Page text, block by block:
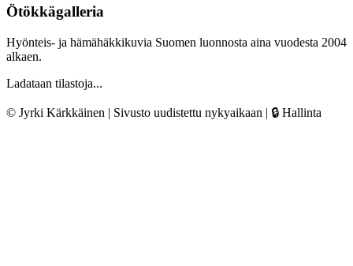
Ötökkägalleria
Hyönteis- ja hämähäkkikuvia Suomen luonnosta aina vuodesta 2004
alkaen.
Ladataan tilastoja...
© Jyrki Kärkkäinen | Sivusto uudistettu nykyaikaan | 🔒 Hallinta